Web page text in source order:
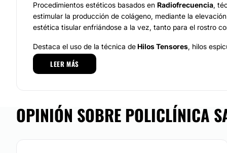
Procedimientos estéticos basados en Radiofrecuencia,
estimular la producción de colágeno, mediante la
estética tisular enfriándose a la vez, tanto para el rostro
Destaca el uso de la técnica deHilos Tensores, hilos
capacidad de tracción, para reafirmar la piel de un modo
También ofrecen soluciones en
Por último señalar, los servicios y tratamientos enEstética
blanqueamiento dental son parte de este tipo de
LEER MÁS
OPINIÓN SOBRE POLICLÍNICA